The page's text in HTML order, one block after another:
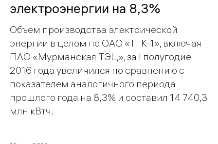
электроэнергии на 8,3%
Объем производства электрической
энергии в целом по ОАО «ТГК-1», включая
ПАО «Мурманская ТЭЦ», за I полугодие
2016 года увеличился по сравнению с
показателем аналогичного периода
прошлого года на 8,3% и составил 14 740,3
млн кВтч.